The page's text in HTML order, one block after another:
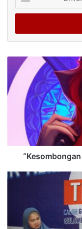
your
Email